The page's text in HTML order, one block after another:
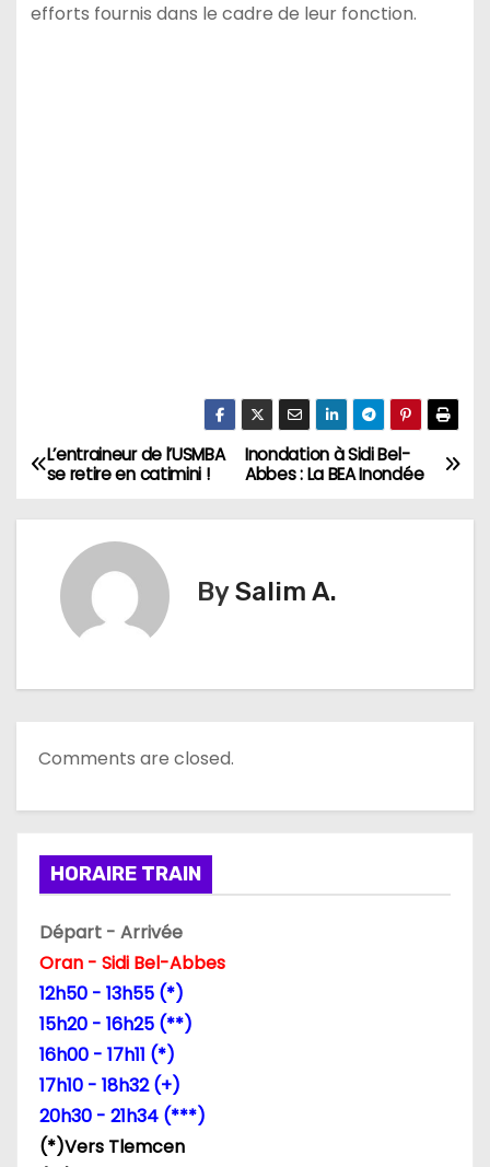
efforts fournis dans le cadre de leur fonction.
N
a
a
t
d
e
a
r
Inondation à Sidi Bel-
Abbes : La BEA Inondée
L’entraineur de l’USMBA
se retire en catimini !
BySalim A.
Comments are closed.
HORAIRE TRAIN
Départ - Arrivée
Oran - Sidi Bel-Abbes
12h50 - 13h55 (*)
15h20 - 16h25 (**)
16h00 - 17h11 (*)
17h10 - 18h32 (+)
20h30 - 21h34 (***)
(*)Vers Tlemcen